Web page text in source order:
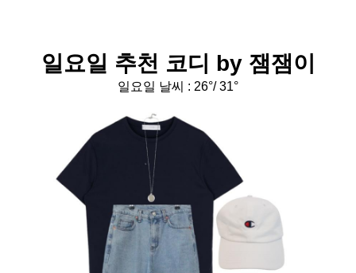
일요일 추천 코디 by 잼잼이
일요일 날씨 : 26°/ 31°